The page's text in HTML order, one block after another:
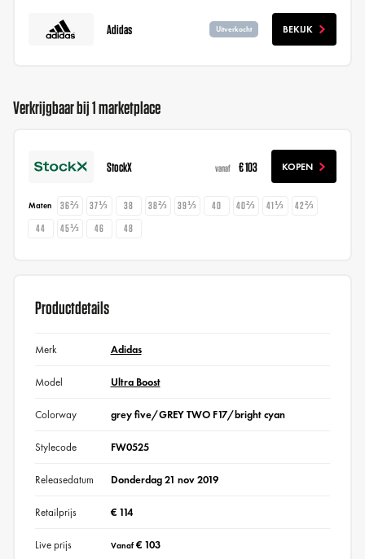
Adidas Uitverkocht BEKIJK
Verkrijgbaar bij 1 marketplace
StockX vanaf € 103 KOPEN
Maten 36⅔ 37⅓ 38 38⅔ 39⅓ 40 40⅔ 41⅓
42⅔
44
45⅓ 46 48
Productdetails
Merk Adidas
Model Ultra Boost
Colorway grey five/GREY TWO F17/bright cyan
Stylecode FW0525
Releasedatum Donderdag 21 nov 2019
Retailprijs € 114
Live prijs Vanaf€ 103